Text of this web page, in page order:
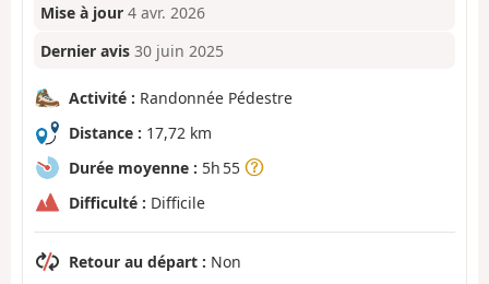
Mise à jour 4 avr. 2026
Dernier avis 30 juin 2025
Activité : Randonnée Pédestre
Distance : 17,72 km
Durée moyenne : 5h 55
Difficulté : Difficile
Retour au départ : Non